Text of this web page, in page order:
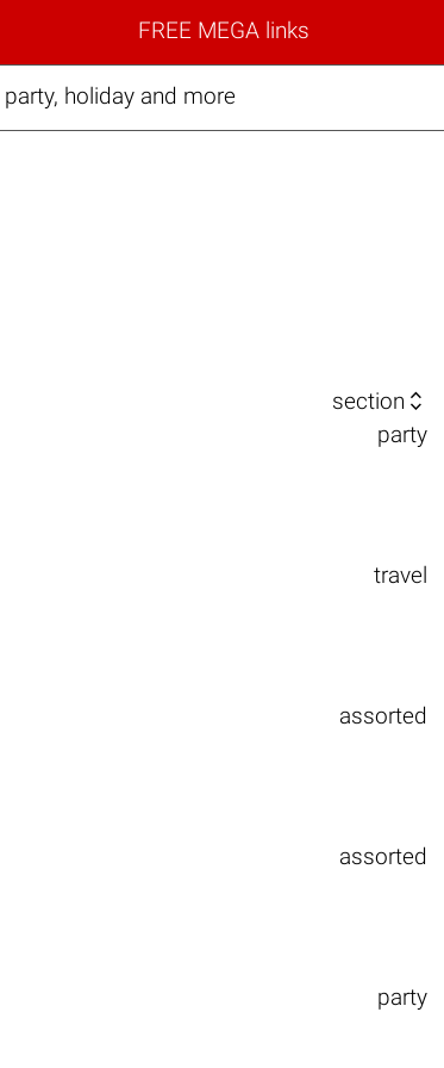
FREE MEGA links
holiday and more
section 
party
travel
assorted
assorted
party